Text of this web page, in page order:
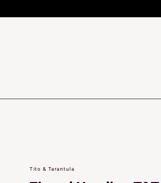
Tito & Tarantula